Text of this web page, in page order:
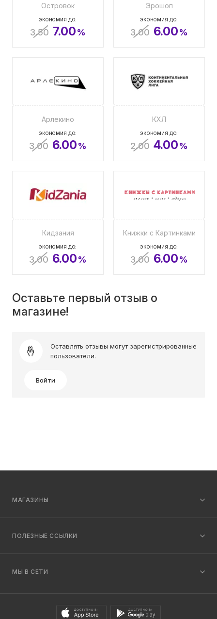
Островок
ЭКОНОМИЯ ДО:
3.50 7.00%
Эрошоп
ЭКОНОМИЯ ДО:
3.00 6.00%
Арлекино
ЭКОНОМИЯ ДО:
3.00 6.00%
КХЛ
ЭКОНОМИЯ ДО:
2.00 4.00%
Кидзания
ЭКОНОМИЯ ДО:
3.00 6.00%
Книжки с Картинками
ЭКОНОМИЯ ДО:
3.00 6.00%
Оставьте первый отзыв о
магазине!
Оставлять отзывы могут зарегистрированные
пользователи.
Войти
МАГАЗИНЫ
ПОЛЕЗНЫЕ ССЫЛКИ
МЫ В СЕТИ